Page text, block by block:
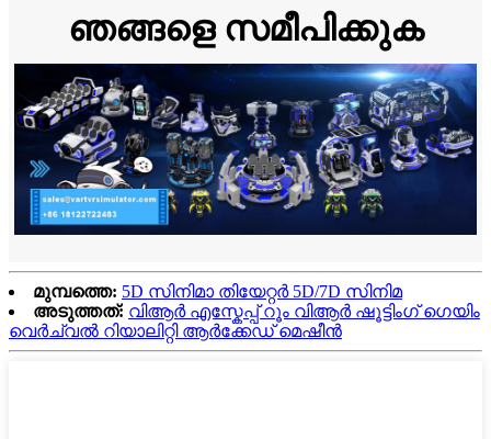
ഞങ്ങളെ സമീപിക്കുക
മുമ്പത്തെ: 5D സിനിമാ തിയേറ്റർ 5D/7D സിനിമ
അടുത്തത്: വിആർ എസ്കേപ്പ് റൂം വിആർ ഷൂട്ടിംഗ് ഗെയിം
വെർച്വൽ റിയാലിറ്റി ആർക്കേഡ് മെഷീൻ